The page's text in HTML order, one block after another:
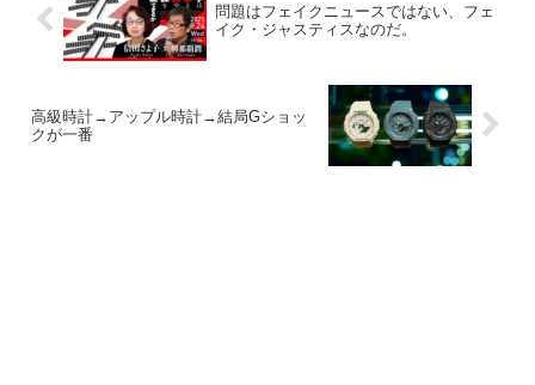
問題はフェイクニュースではない、フェ
イク・ジャスティスなのだ。
高級時計→アップル時計→結局Gショッ
クが一番